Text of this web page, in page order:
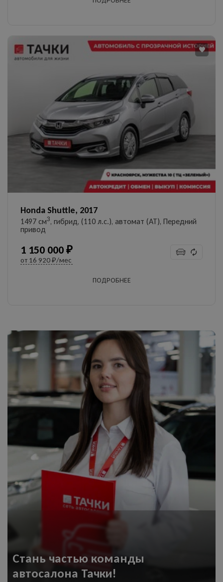
Honda Shuttle, 2017
1497 см3, гибрид, (110 л.с.), автомат (AT), Передний
привод
1 150 000 ₽
от 16 920 ₽/мес
ПОДРОБНЕЕ
Стань частью команды
автосалона Тачки!